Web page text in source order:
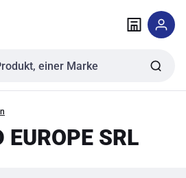
EUROPE SRL